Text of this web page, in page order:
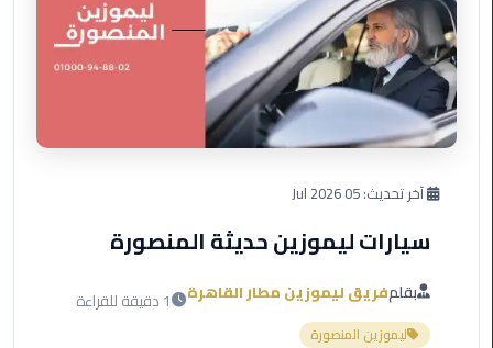
ليموزين
برج
العرب
دهب
ليموزين
آخر تحديث:05 Jul 2026
سيارات ليموزين حديثة المنصورة
بقلمفريق ليموزين مطار القاهرة 1 دقيقة للقراءة
ليموزين المنصورة